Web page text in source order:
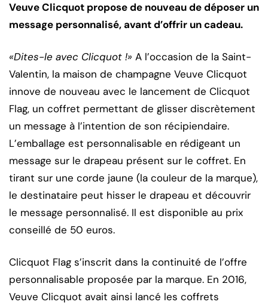
Veuve Clicquot propose de nouveau de déposer un
message personnalisé, avant d’offrir un cadeau.
«Dites-le avec Clicquot !» A l’occasion de la Saint-
Valentin, la maison de champagne Veuve Clicquot
innove de nouveau avec le lancement de Clicquot
Flag, un coffret permettant de glisser discrètement
un message à l’intention de son récipiendaire.
L’emballage est personnalisable en rédigeant un
message sur le drapeau présent sur le coffret. En
tirant sur une corde jaune (la couleur de la marque),
le destinataire peut hisser le drapeau et découvrir
le message personnalisé. Il est disponible au prix
conseillé de 50 euros.
Clicquot Flag s’inscrit dans la continuité de l’offre
personnalisable proposée par la marque. En 2016,
Veuve Clicquot avait ainsi lancé les coffrets